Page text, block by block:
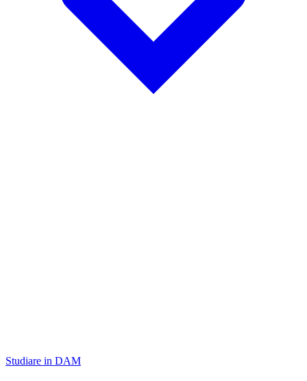
Studiare in DAM